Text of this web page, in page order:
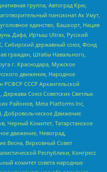
группа, Автоград Крю,
пансионат Ак Умут,
единство, Башкорт, Нация
Дафа, Иртыш Ultras, Русский
Сибирский державный союз, Фонд
граждан, Штабы Навального,
г. Краснодара, Мужское
движения, Народное
РСФСР СССР Архангельской
Союз Советских Светлых
Районов, Meta Platforms Inc,
Добровольческое Движение
Черный Комитет, Татарстанское
движение, Невоград,
Весна, Верховный Совет
Республики, Конгресс
комитет совета народных